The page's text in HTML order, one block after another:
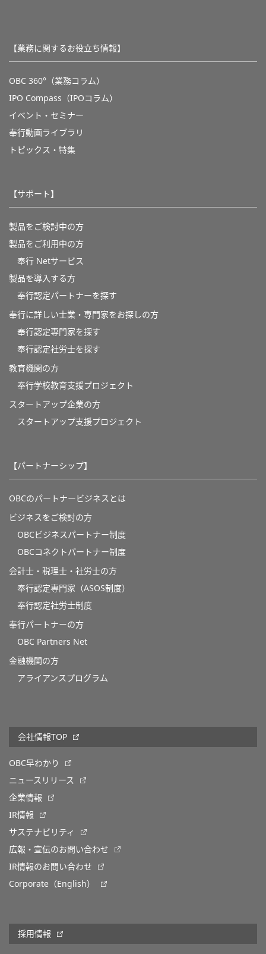
【業務に関するお役立ち情報】
OBC 360°（業務コラム）
IPO Compass（IPOコラム）
イベント・セミナー
奉行動画ライブラリ
トピックス・特集
【サポート】
製品をご検討中の方
製品をご利用中の方
奉行 Netサービス
製品を導入する方
奉行認定パートナーを探す
奉行に詳しい士業・専門家をお探しの方
奉行認定専門家を探す
奉行認定社労士を探す
教育機関の方
奉⾏学校教育⽀援プロジェクト
スタートアップ企業の方
スタートアップ支援プロジェクト
【パートナーシップ】
OBCのパートナービジネスとは
ビジネスをご検討の方
OBCビジネスパートナー制度
OBCコネクトパートナー制度
会計士・税理士・社労士の方
奉行認定専門家（ASOS制度）
奉行認定社労士制度
奉行パートナーの方
OBC Partners Net
金融機関の方
アライアンスプログラム
会社情報TOP
OBC早わかり
ニュースリリース
企業情報
IR情報
サステナビリティ
広報・宣伝のお問い合わせ
IR情報のお問い合わせ
Corporate（English）
採用情報